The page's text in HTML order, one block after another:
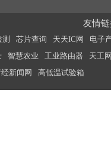
友情
芯片查询 天天IC网
电子
智慧农业 工业路由器
天工
新闻网 高低温试验箱